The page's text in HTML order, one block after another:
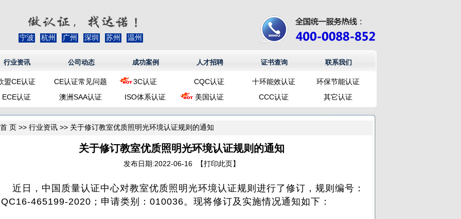
宁波 杭州 广州 深圳 苏州 温州
行业资讯 公司动态 成功案例 人才招聘 证书查询 联系我们
盟CE认证 CE认证常见问题 3C认证 CQC认证 十环能效认证
环保节能认证
ECE认证
澳洲SAA认证 ISO体系认证 美国认证 CCC认证 其它认证
首 页 >> 行业资讯 >> 关于修订教室优质照明光环境认证规则的通知
关于修订教室优质照明光环境认证规则的通知
发布日期:2022-06-16 【打印此页】
日，中国质量认证中心对教室优质照明光环境认证规则进行了修订，规则编号：
465199-2020；申请类别：010036。现将修订及实施情况通知如下：